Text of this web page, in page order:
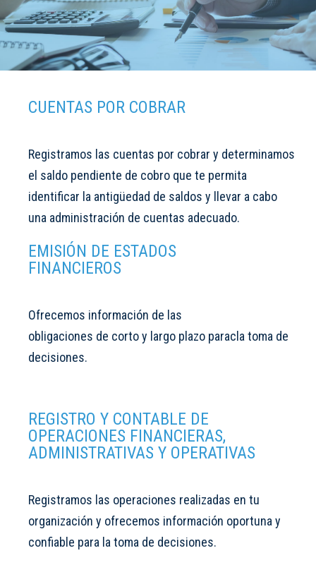
CUENTAS POR COBRAR
Registramos las cuentas por cobrar y determinamos
el saldo pendiente de cobro que te permita
identificar la antigüedad de saldos y llevar a cabo
una administración de cuentas adecuado.
EMISIÓN DE ESTADOS
FINANCIEROS
Ofrecemos información de las
obligaciones de corto y largo plazo paracla toma de
decisiones.
REGISTRO Y CONTABLE DE
OPERACIONES FINANCIERAS,
ADMINISTRATIVAS Y OPERATIVAS
Registramos las operaciones realizadas en tu
organización y ofrecemos información oportuna y
confiable para la toma de decisiones.